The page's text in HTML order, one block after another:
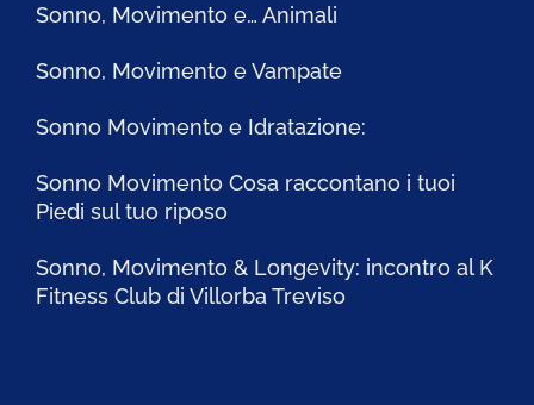
Sonno, Movimento e… Animali
Sonno, Movimento e Vampate
Sonno Movimento e Idratazione:
Sonno Movimento Cosa raccontano i tuoi
Piedi sul tuo riposo
Sonno, Movimento & Longevity: incontro al K
Fitness Club di Villorba Treviso